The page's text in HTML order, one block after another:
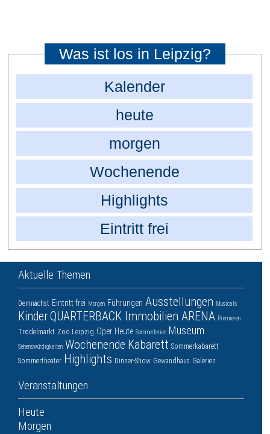
Was ist los in Leipzig?
Kalender
heute
morgen
Wochenende
Highlights
Eintritt frei
Aktuelle Themen
Demnächst Eintritt frei Morgen Führungen Ausstellungen Musicals
KinderQUARTERBACK Immobilien ARENA Premieren
Trödelmarkt Zoo Leipzig Oper Heute Sommerferien Museum
Sehenswürdigkeiten Wochenende Kabarett Sommerkabarett
Sommertheater Highlights Dinner-Show Gewandhaus Galerien
Veranstaltungen
Heute
Morgen